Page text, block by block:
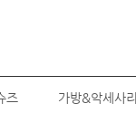
즈 가방&악세사리